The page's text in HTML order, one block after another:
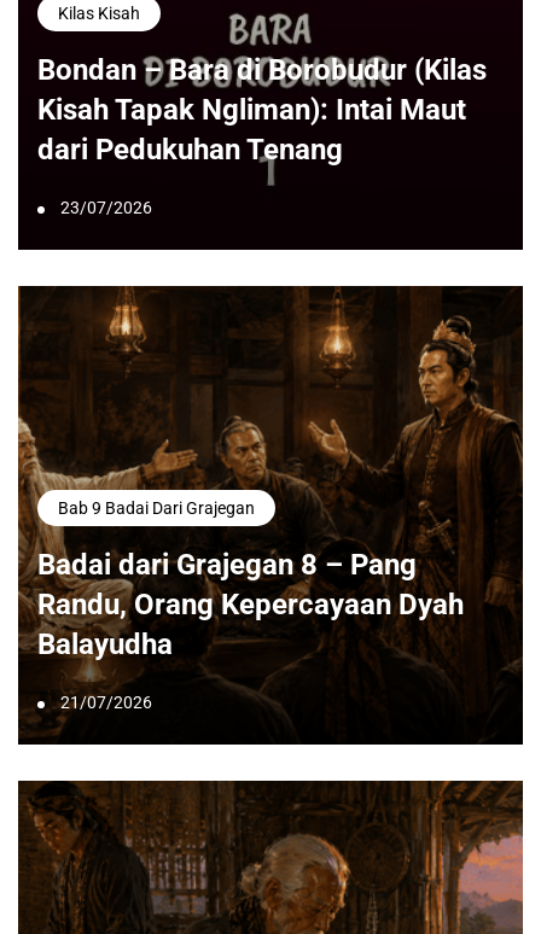
Kilas Kisah
Bondan – Bara di Borobudur (Kilas
Kisah Tapak Ngliman): Intai Maut
dari Pedukuhan Tenang
23/07/2026
Bab 9 Badai Dari Grajegan
Badai dari Grajegan 8 – Pang
Randu, Orang Kepercayaan Dyah
Balayudha
21/07/2026